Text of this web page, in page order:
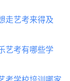
走艺考来得及
艺考有哪些学